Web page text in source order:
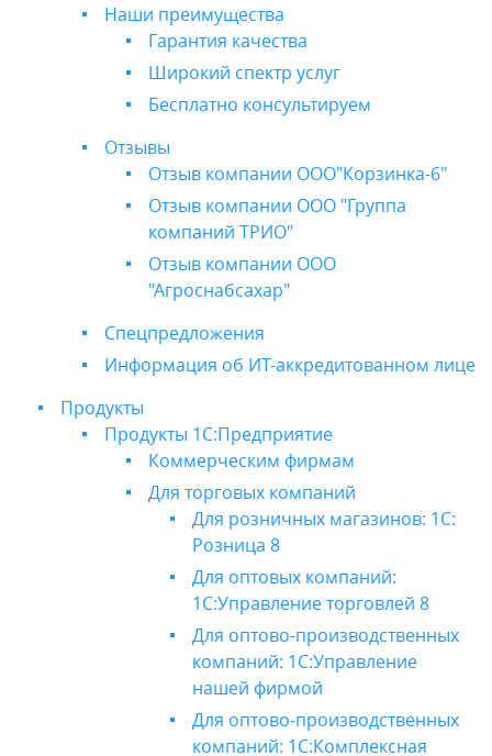
Наши преимущества
Гарантия качества
Широкий спектр услуг
Бесплатно консультируем
Отзывы
Отзыв компании ООО"Корзинка-6"
Отзыв компании ООО "Группа
компаний ТРИО"
Отзыв компании ООО
"Агроснабсахар"
Спецпредложения
Информация об ИТ-аккредитованном лице
Продукты
Продукты 1С:Предприятие
Коммерческим фирмам
Для торговых компаний
Для розничных магазинов: 1С:
Розница 8
Для оптовых компаний:
1С:Управление торговлей 8
Для оптово-производственных
компаний: 1С:Управление
нашей фирмой
Для оптово-производственных
компаний: 1С:Комплексная